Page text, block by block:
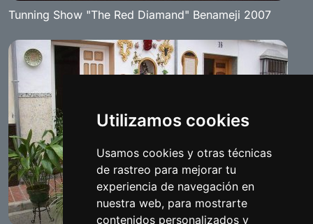
Utilizamos cookies
Usamos cookies y otras técnicas
de rastreo para mejorar tu
experiencia de navegación en
nuestra web, para mostrarte
contenidos personalizados y
Tunning Show "The Red Diamand" Benameji 2007